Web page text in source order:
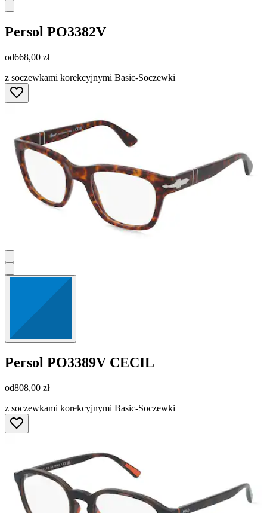
Persol PO3382V
od668,00 zł
z soczewkami korekcyjnymi Basic-Soczewki
Persol PO3389V CECIL
od808,00 zł
z soczewkami korekcyjnymi Basic-Soczewki